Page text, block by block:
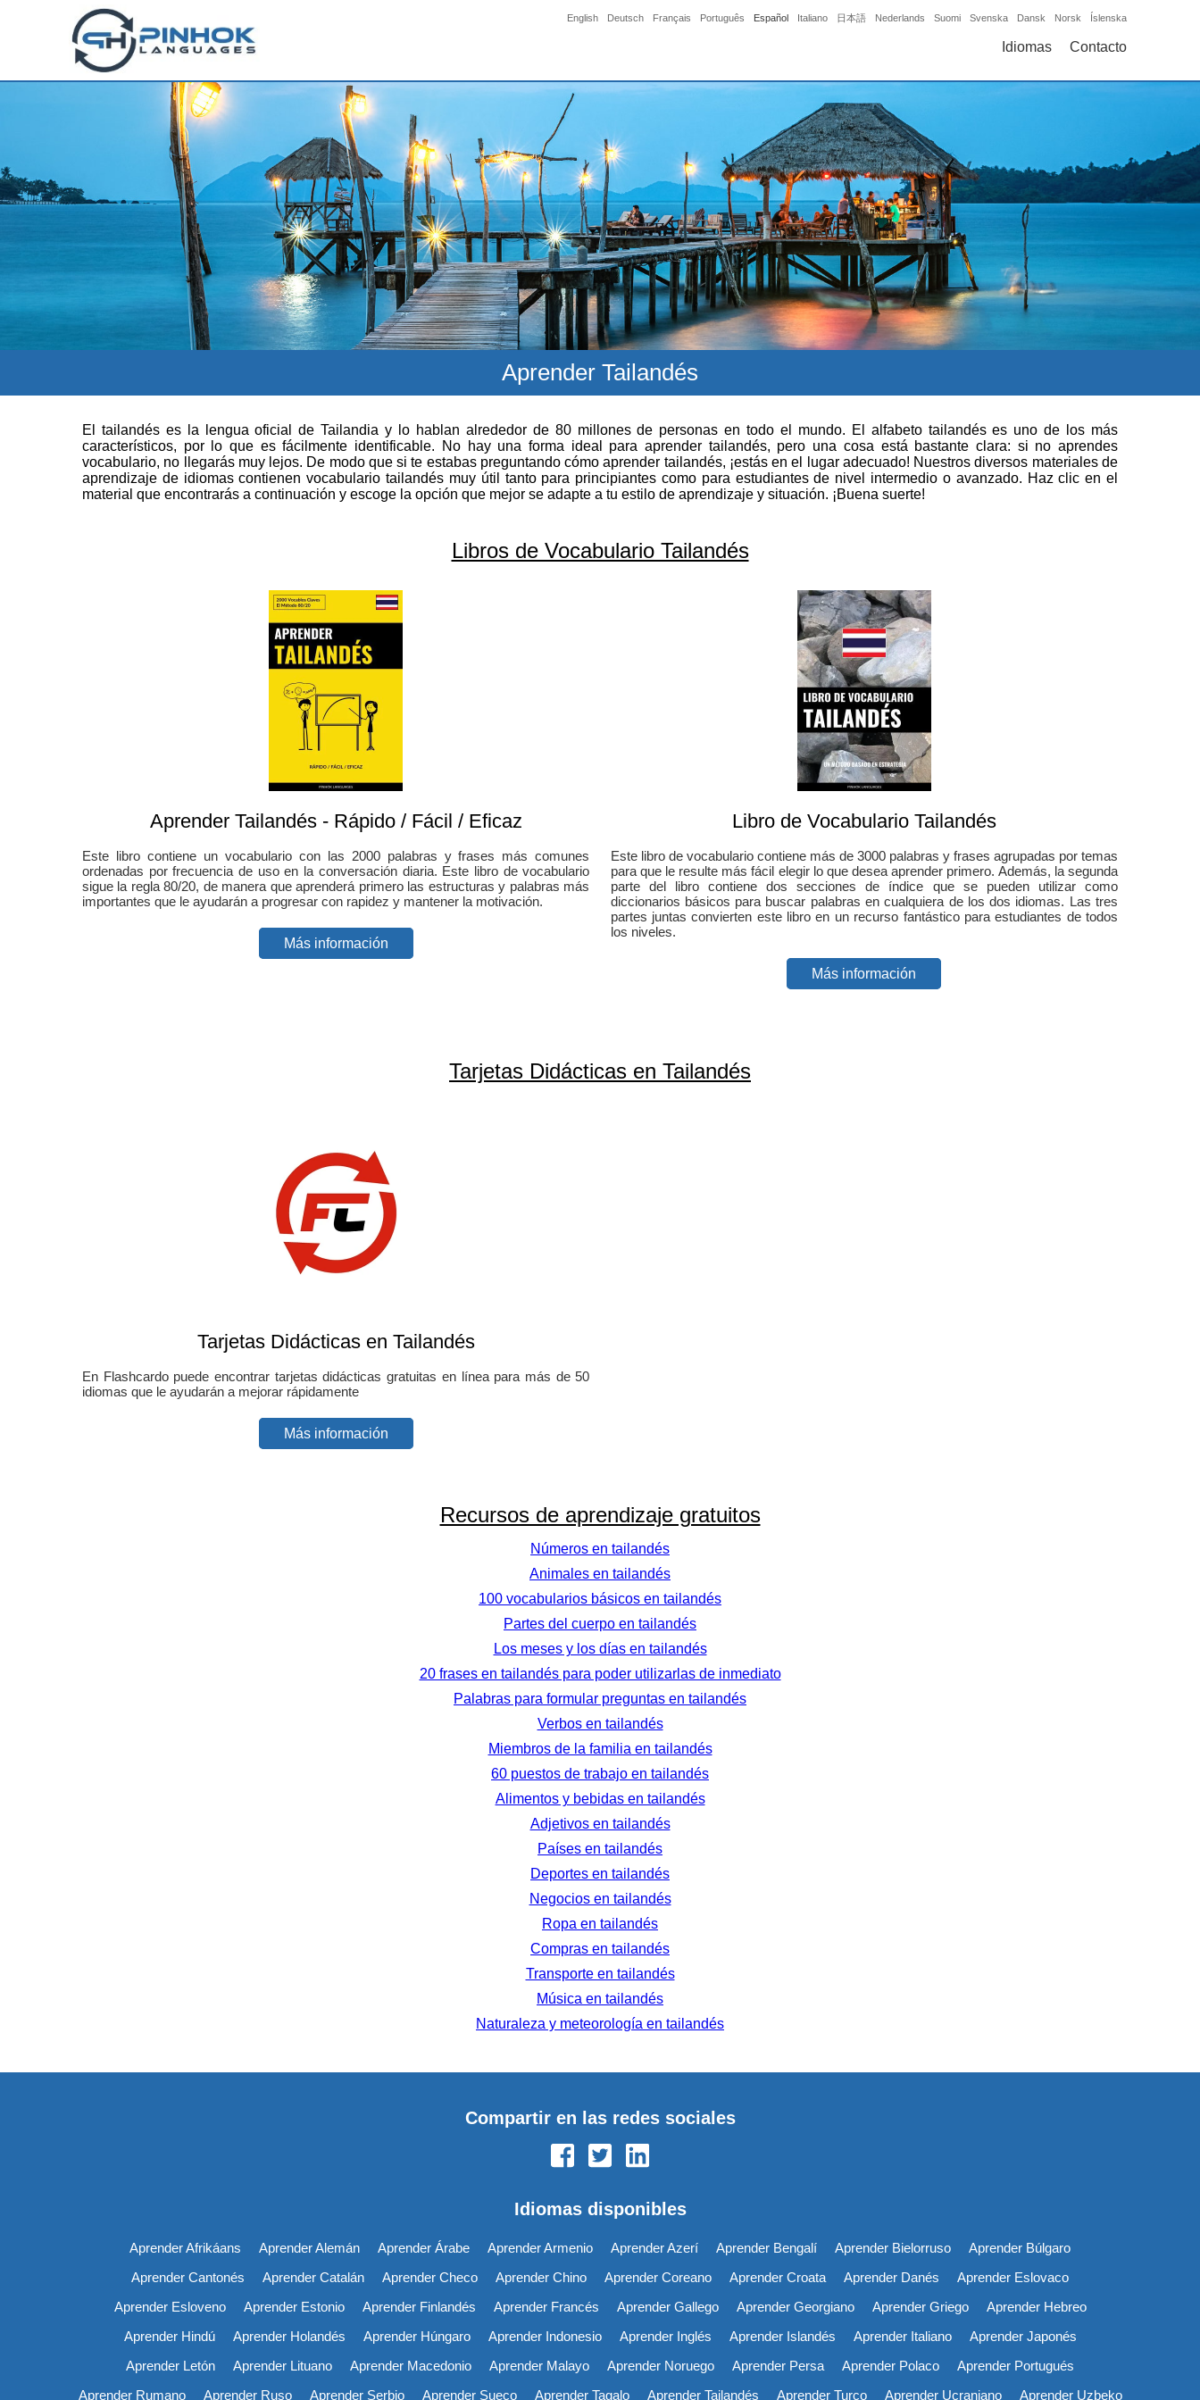
English Deutsch Français Português Español Italiano 日本語 Nederlands Suomi Svenska Dansk Norsk Íslenska
Idiomas Contacto
Aprender Tailandés
El tailandés es la lengua oficial de Tailandia y lo hablan alrededor de 80 millones de personas en todo el mundo. El alfabeto tailandés es uno de los más
característicos, por lo que es fácilmente identificable. No hay una forma ideal para aprender tailandés, pero una cosa está bastante clara: si no aprendes
vocabulario, no llegarás muy lejos. De modo que si te estabas preguntando cómo aprender tailandés, ¡estás en el lugar adecuado! Nuestros diversos materiales de
aprendizaje de idiomas contienen vocabulario tailandés muy útil tanto para principiantes como para estudiantes de nivel intermedio o avanzado. Haz clic en el
material que encontrarás a continuación y escoge la opción que mejor se adapte a tu estilo de aprendizaje y situación. ¡Buena suerte!
Libros de Vocabulario Tailandés
Aprender Tailandés - Rápido / Fácil / Eficaz
Este libro contiene un vocabulario con las 2000 palabras y frases más comunes
ordenadas por frecuencia de uso en la conversación diaria. Este libro de vocabulario
sigue la regla 80/20, de manera que aprenderá primero las estructuras y palabras más
importantes que le ayudarán a progresar con rapidez y mantener la motivación.
Más información
Libro de Vocabulario Tailandés
Este libro de vocabulario contiene más de 3000 palabras y frases agrupadas por temas
para que le resulte más fácil elegir lo que desea aprender primero. Además, la segunda
parte del libro contiene dos secciones de índice que se pueden utilizar como
diccionarios básicos para buscar palabras en cualquiera de los dos idiomas. Las tres
partes juntas convierten este libro en un recurso fantástico para estudiantes de todos
los niveles.
Más información
Tarjetas Didácticas en Tailandés
Tarjetas Didácticas en Tailandés
En Flashcardo puede encontrar tarjetas didácticas gratuitas en línea para más de 50
idiomas que le ayudarán a mejorar rápidamente
Más información
Recursos de aprendizaje gratuitos
Números en tailandés
Animales en tailandés
100 vocabularios básicos en tailandés
Partes del cuerpo en tailandés
Los meses y los días en tailandés
20 frases en tailandés para poder utilizarlas de inmediato
Palabras para formular preguntas en tailandés
Verbos en tailandés
Miembros de la familia en tailandés
60 puestos de trabajo en tailandés
Alimentos y bebidas en tailandés
Adjetivos en tailandés
Países en tailandés
Deportes en tailandés
Negocios en tailandés
Ropa en tailandés
Compras en tailandés
Transporte en tailandés
Música en tailandés
Naturaleza y meteorología en tailandés
Compartir en las redes sociales
Idiomas disponibles
Aprender Afrikáans Aprender Alemán Aprender Árabe Aprender Armenio Aprender Azerí Aprender Bengalí Aprender Bielorruso
Aprender Búlgaro
Aprender Cantonés
Aprender Catalán Aprender Checo Aprender Chino Aprender Coreano Aprender Croata Aprender Danés
Aprender Eslovaco
Aprender Esloveno
Aprender Estonio Aprender Finlandés Aprender Francés Aprender Gallego Aprender Georgiano Aprender Griego
Aprender Hebreo
Aprender Hindú
Aprender Holandés Aprender Húngaro Aprender Indonesio Aprender Inglés Aprender Islandés Aprender Italiano
Aprender Japonés
Aprender Letón
Aprender Lituano Aprender Macedonio Aprender Malayo Aprender Noruego Aprender Persa Aprender Polaco
Aprender Portugués
Aprender Rumano
Aprender Ruso Aprender Serbio Aprender Sueco Aprender Tagalo Aprender Tailandés Aprender Turco Aprender Ucraniano Aprender Uzbeko